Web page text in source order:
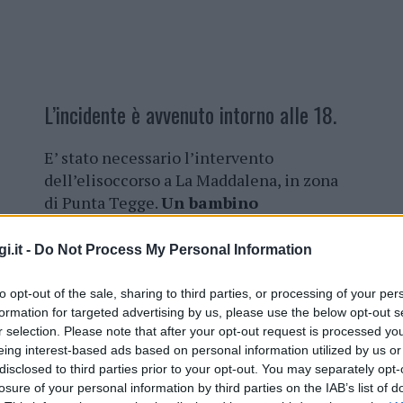
- Do Not Process My Personal Information
opt-out of the sale, sharing to third parties, or processing of your
for targeted advertising by us, please use the below opt-out
selection. Please note that after your opt-out request is processed
interest-based ads based on personal information utilized by us
to third parties prior to your opt-out. You may separately
of your personal information by third parties on the IAB’s list of
L’incidente è avvenuto intorno alle 18.
E’ stato necessario l’intervento
dell’elisoccorso a La Maddalena, in zona
di Punta Tegge.Un bambino
sera, si è ferito a una gamba e poi è
La zona era difficile per arrivare con i
mezzi del 118, quindi è stato chiamato
l’elisoccorso, nonostante il forte vento.
per gli accertamenti.Ha riportato una